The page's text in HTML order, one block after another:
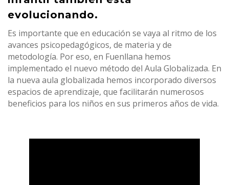
evolucionando.
Es importante que en educación se vaya al ritmo de los
avances psicopedagógicos, de materia y de
metodología. Por eso, en Fuenllana hemos
implementado el nuevo método del Aula Globalizada. En
la nueva aula globalizada hemos incorporado diversos
espacios de aprendizaje, que facilitarán numerosos
beneficios para los niños en sus primeros años de vida.